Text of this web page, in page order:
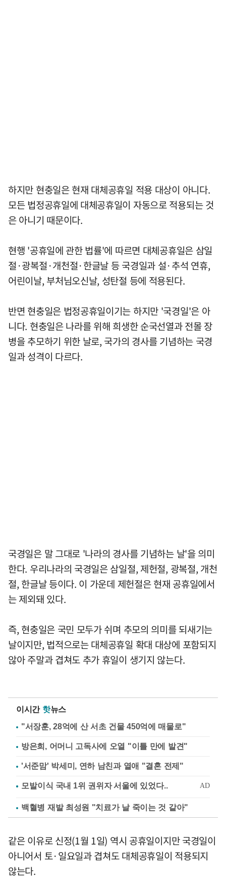
하지만 현충일은 현재 대체공휴일 적용 대상이 아니다.
모든 법정공휴일에 대체공휴일이 자동으로 적용되는 것
은 아니기 때문이다.
현행 '공휴일에 관한 법률'에 따르면 대체공휴일은 삼일
절·광복절·개천절·한글날 등 국경일과 설·추석 연휴,
어린이날, 부처님오신날, 성탄절 등에 적용된다.
반면 현충일은 법정공휴일이기는 하지만 '국경일'은 아
니다. 현충일은 나라를 위해 희생한 순국선열과 전몰 장
병을 추모하기 위한 날로, 국가의 경사를 기념하는 국경
일과 성격이 다르다.
국경일은 말 그대로 '나라의 경사를 기념하는 날'을 의미
한다. 우리나라의 국경일은 삼일절, 제헌절, 광복절, 개천
절, 한글날 등이다. 이 가운데 제헌절은 현재 공휴일에서
는 제외돼 있다.
즉, 현충일은 국민 모두가 쉬며 추모의 의미를 되새기는
날이지만, 법적으로는 대체공휴일 확대 대상에 포함되지
않아 주말과 겹쳐도 추가 휴일이 생기지 않는다.
이시간 핫뉴스
"서장훈, 28억에 산 서초 건물 450억에 매물로"
방은희, 어머니 고독사에 오열 "이틀 만에 발견"
'서준맘' 박세미, 연하 남친과 열애 "결혼 전제"
백혈병 재발 최성원 "치료가 날 죽이는 것 같아"
같은 이유로 신정(1월 1일) 역시 공휴일이지만 국경일이
아니어서 토·일요일과 겹쳐도 대체공휴일이 적용되지
않는다.